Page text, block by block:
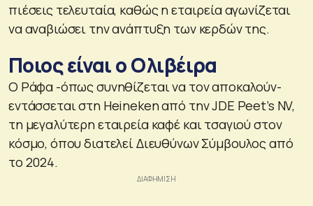
πιέσεις τελευταία, καθώς η εταιρεία αγωνίζεται
να αναβιώσει την ανάπτυξη των κερδών της.
Ποιος είναι ο Ολιβέιρα
Ο Ράφα -όπως συνηθίζεται να τον αποκαλούν-
εντάσσεται στη Heineken από την JDE Peet’s NV,
τη μεγαλύτερη εταιρεία καφέ και τσαγιού στον
κόσμο, όπου διατελεί Διευθύνων Σύμβουλος από
το 2024.